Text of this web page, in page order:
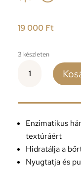
19 000 Ft
3 készleten
SKINCEUTICALS
SIMPLY
mennyiség
Enzimatikus
textúráért
Hidratálja a
Nyugtatja és